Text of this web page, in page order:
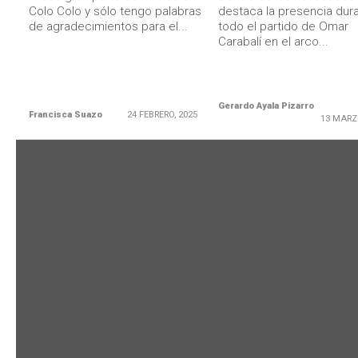
Colo Colo y sólo tengo palabras
de agradecimientos para el...
Francisca Suazo 24 FEBRERO, 2025
destaca la presencia
todo el partido de Omar
Carabalí en el arco...
Gerardo Ayala Pizarro
13